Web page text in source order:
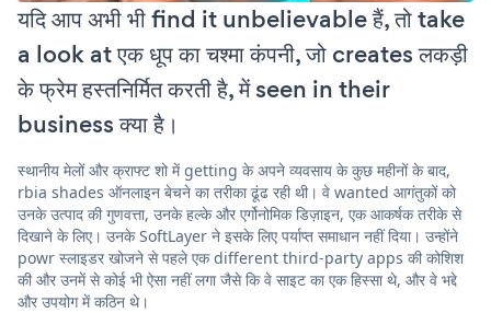
यदि आप अभी भी find it unbelievable हैं, तो take
a look at एक धूप का चश्मा कंपनी, जो creates लकड़ी
के फ्रेम हस्तनिर्मित करती है, में seen in their
business क्या है।
स्थानीय मेलों और क्राफ्ट शो में getting के अपने व्यवसाय के कुछ महीनों के बाद,
rbia shades ऑनलाइन बेचने का तरीका ढूंढ रही थी। वे wanted आगंतुकों को
उनके उत्पाद की गुणवत्ता, उनके हल्के और एर्गोनोमिक डिज़ाइन, एक आकर्षक तरीके से
दिखाने के लिए। उनके SoftLayer ने इसके लिए पर्याप्त समाधान नहीं दिया। उन्होंने
powr स्लाइडर खोजने से पहले एक different third-party apps की कोशिश
की और उनमें से कोई भी ऐसा नहीं लगा जैसे कि वे साइट का एक हिस्सा थे, और वे भद्दे
और उपयोग में कठिन थे।